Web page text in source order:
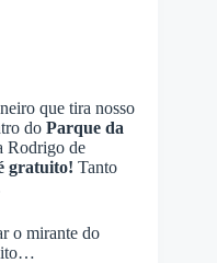
que tira nosso
do Parque da
Rodrigo de
gratuito! Tanto
o mirante do